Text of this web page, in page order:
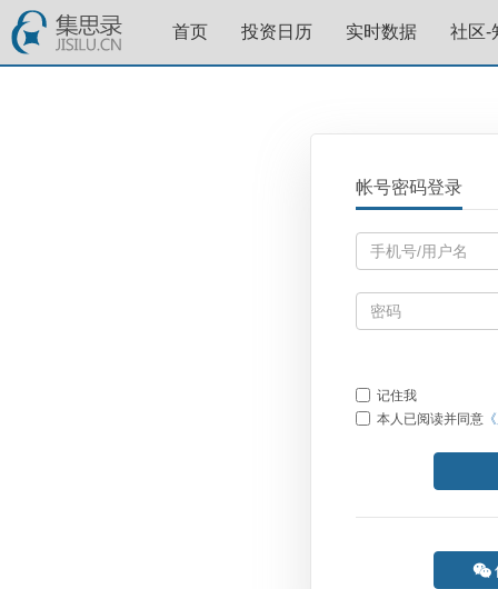
首页 投资日历 实时数据 社区-
帐号密码登录
记住我
本人已阅读并同意
